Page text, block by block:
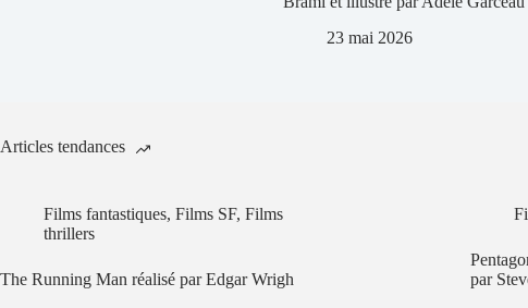
23 mai 2026
Articles tendances
Films fantastiques, Films SF, Films
thrillers
The Running Man réalisé par Edgar Wrigh
par